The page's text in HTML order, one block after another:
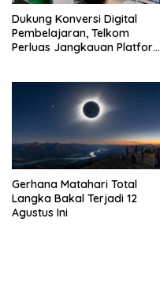
Dukung Konversi Digital
Pembelajaran, Telkom
Perluas Jangkauan Platform
Gerhana Matahari Total
Langka Bakal Terjadi 12
Agustus Ini